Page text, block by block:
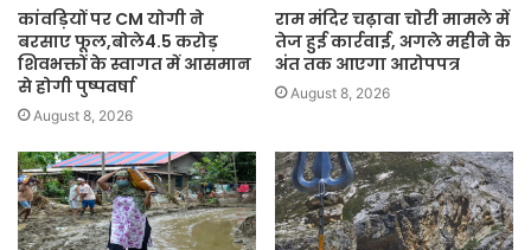
कांवड़ियों पर CM योगी ने
बरसाए फूल,बोले4.5 करोड़
शिवभक्तों के स्वागत में आसमान
से होगी पुष्पवर्षा
August 8, 2026
राम मंदिर चढ़ावा चोरी मामले में
तेज हुई कार्रवाई, अगले महीने के
अंत तक आएगा आरोपपत्र
August 8, 2026